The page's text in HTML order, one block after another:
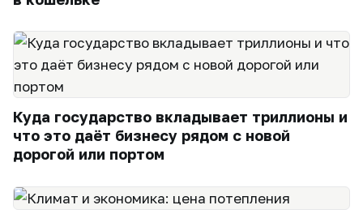
Куда государство вкладывает триллионы и
что это даёт бизнесу рядом с новой
дорогой или портом